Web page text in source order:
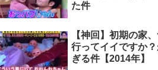
た件
【神回】初期の家
行ってイイですか
ぎる件【2014年】